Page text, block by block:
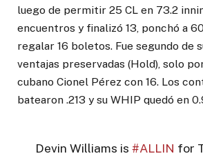
luego de permitir 25 CL en 73.2
encuentros y finalizó 13, ponchó a
regalar 16 boletos. Fue segundo de
ventajas preservadas (Hold), solo
cubano Cionel Pérez con 16. Los
batearon .213 y su WHIP quedó en
Devin Williams is#ALLIN for